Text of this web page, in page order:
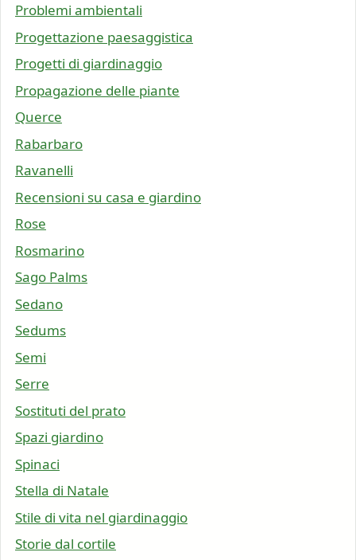
Problemi ambientali
Progettazione paesaggistica
Progetti di giardinaggio
Propagazione delle piante
Querce
Rabarbaro
Ravanelli
Recensioni su casa e giardino
Rose
Rosmarino
Sago Palms
Sedano
Sedums
Semi
Serre
Sostituti del prato
Spazi giardino
Spinaci
Stella di Natale
Stile di vita nel giardinaggio
Storie dal cortile